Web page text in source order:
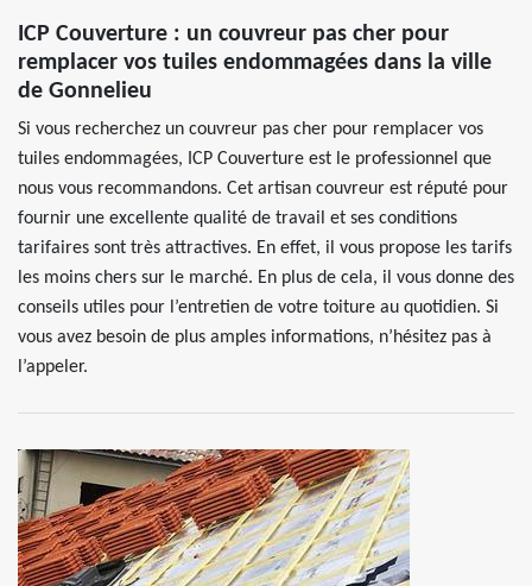
ICP Couverture : un couvreur pas cher pour
remplacer vos tuiles endommagées dans la ville
de Gonnelieu
Si vous recherchez un couvreur pas cher pour remplacer vos
tuiles endommagées, ICP Couverture est le professionnel que
nous vous recommandons. Cet artisan couvreur est réputé pour
fournir une excellente qualité de travail et ses conditions
tarifaires sont très attractives. En effet, il vous propose les tarifs
les moins chers sur le marché. En plus de cela, il vous donne des
conseils utiles pour l’entretien de votre toiture au quotidien. Si
vous avez besoin de plus amples informations, n’hésitez pas à
l’appeler.